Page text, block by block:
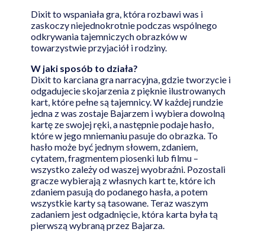
Dixit to wspaniała gra, która rozbawi was i
zaskoczy niejednokrotnie podczas wspólnego
odkrywania tajemniczych obrazków w
towarzystwie przyjaciół i rodziny.
W jaki sposób to działa?
Dixit to karciana gra narracyjna, gdzie tworzycie i
odgadujecie skojarzenia z pięknie ilustrowanych
kart, które pełne są tajemnicy. W każdej rundzie
jedna z was zostaje Bajarzem i wybiera dowolną
kartę ze swojej ręki, a następnie podaje hasło,
które w jego mniemaniu pasuje do obrazka. To
hasło może być jednym słowem, zdaniem,
cytatem, fragmentem piosenki lub filmu –
wszystko zależy od waszej wyobraźni. Pozostali
gracze wybierają z własnych kart te, które ich
zdaniem pasują do podanego hasła, a potem
wszystkie karty są tasowane. Teraz waszym
zadaniem jest odgadnięcie, która karta była tą
pierwszą wybraną przez Bajarza.